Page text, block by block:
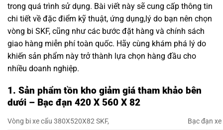
trong quá trình sử dụng. Bài viết này sẽ cung cấp thông tin
chi tiết về đặc điểm kỹ thuật, ứng dụng,lý do bạn nên chọn
vòng bi SKF, cũng như các bước đặt hàng và chính sách
giao hàng miễn phí toàn quốc. Hãy cùng khám phá lý do
khiến sản phẩm này trở thành lựa chọn hàng đầu cho
nhiều doanh nghiệp.
1. Sản phẩm tồn kho giảm giá tham khảo bên
dưới – Bạc đạn 420 X 560 X 82
Vòng bi xe cẩu 380X520X82 SKF,
Bạc đạn